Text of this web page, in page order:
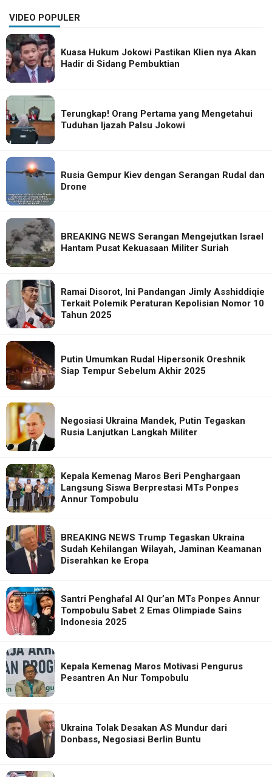
VIDEO POPULER
Kuasa Hukum Jokowi Pastikan Klien nya Akan
Hadir di Sidang Pembuktian
Terungkap! Orang Pertama yang Mengetahui
Tuduhan Ijazah Palsu Jokowi
Rusia Gempur Kiev dengan Serangan Rudal dan
Drone
BREAKING NEWS Serangan Mengejutkan Israel
Hantam Pusat Kekuasaan Militer Suriah
Ramai Disorot, Ini Pandangan Jimly Asshiddiqie
Terkait Polemik Peraturan Kepolisian Nomor 10
Tahun 2025
Putin Umumkan Rudal Hipersonik Oreshnik
Siap Tempur Sebelum Akhir 2025
Negosiasi Ukraina Mandek, Putin Tegaskan
Rusia Lanjutkan Langkah Militer
Kepala Kemenag Maros Beri Penghargaan
Langsung Siswa Berprestasi MTs Ponpes
Annur Tompobulu
BREAKING NEWS Trump Tegaskan Ukraina
Sudah Kehilangan Wilayah, Jaminan Keamanan
Diserahkan ke Eropa
Santri Penghafal Al Qur’an MTs Ponpes Annur
Tompobulu Sabet 2 Emas Olimpiade Sains
Indonesia 2025
Kepala Kemenag Maros Motivasi Pengurus
Pesantren An Nur Tompobulu
Ukraina Tolak Desakan AS Mundur dari
Donbass, Negosiasi Berlin Buntu